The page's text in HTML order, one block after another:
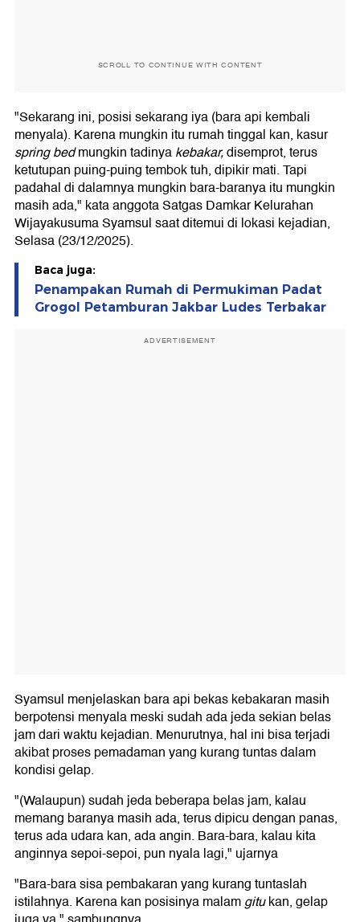
SCROLL TO CONTINUE WITH CONTENT
"Sekarang ini, posisi sekarang iya (bara api kembali
menyala). Karena mungkin itu rumah tinggal kan, kasur
spring bedmungkin tadinyakebakar,disemprot, terus
ketutupan puing-puing tembok tuh, dipikir mati. Tapi
padahal di dalamnya mungkin bara-baranya itu mungkin
masih ada," kata anggota Satgas Damkar Kelurahan
Wijayakusuma Syamsul saat ditemui di lokasi kejadian,
Selasa (23/12/2025).
Baca juga:
Penampakan Rumah di Permukiman Padat
Grogol Petamburan Jakbar Ludes Terbakar
ADVERTISEMENT
Syamsul menjelaskan bara api bekas kebakaran masih
berpotensi menyala meski sudah ada jeda sekian belas
jam dari waktu kejadian. Menurutnya, hal ini bisa terjadi
akibat proses pemadaman yang kurang tuntas dalam
kondisi gelap.
"(Walaupun) sudah jeda beberapa belas jam, kalau
memang baranya masih ada, terus dipicu dengan panas,
terus ada udara kan, ada angin. Bara-bara, kalau kita
anginnya sepoi-sepoi, pun nyala lagi," ujarnya
"Bara-bara sisa pembakaran yang kurang tuntaslah
istilahnya. Karena kan posisinya malamgitukan, gelap